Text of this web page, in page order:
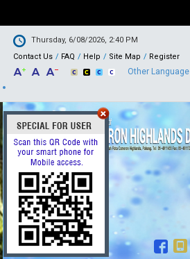
Thursday, 6/08/2026, 2:40 PM
Contact Us
FAQ Help Site Map Register
Other Language